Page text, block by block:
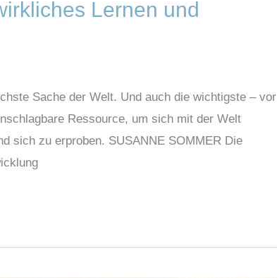
Lernen und
Sache der Welt. Und auch die wichtigste – vor
Ressource, um sich mit der Welt
sich zu erproben. SUSANNE SOMMER Die